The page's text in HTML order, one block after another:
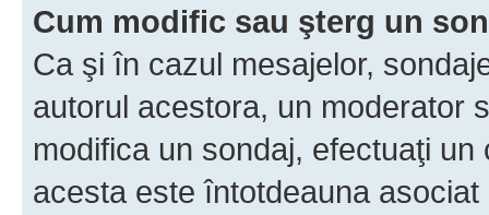
Cum modific sau şterg un
Ca şi în cazul mesajelor,
autorul acestora, un moderator
modifica un sondaj, efectuaţi
acesta este întotdeauna